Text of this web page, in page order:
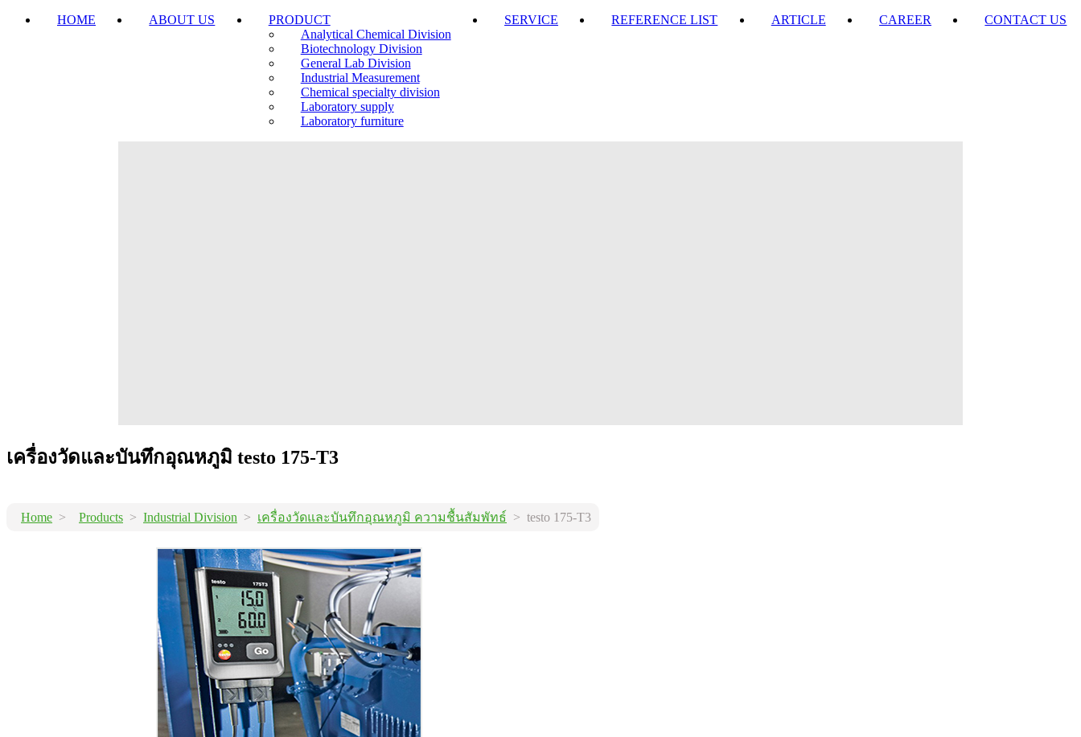
HOME ABOUT US
PRODUCT
Analytical Chemical Division
Biotechnology Division
General Lab Division
Industrial Measurement
Chemical specialty division
Laboratory supply
Laboratory furniture
SERVICE REFERENCE LIST ARTICLE CAREER CONTACT US
เครื่องวัดและบันทึกอุณหภูมิ testo 175-T3
Home > Products > Industrial Division > เครื่องวัดและบันทึกอุณหภูมิ ความชื้นสัมพัทธ์ > testo 175-T3